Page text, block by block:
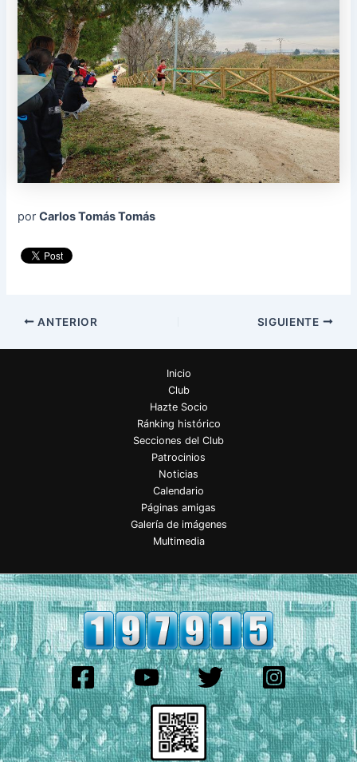
porCarlos Tomás Tomás
ANTERIOR SIGUIENTE
Inicio
Club
Hazte Socio
Ránking histórico
Secciones del Club
Patrocinios
Noticias
Calendario
Páginas amigas
Galería de imágenes
Multimedia